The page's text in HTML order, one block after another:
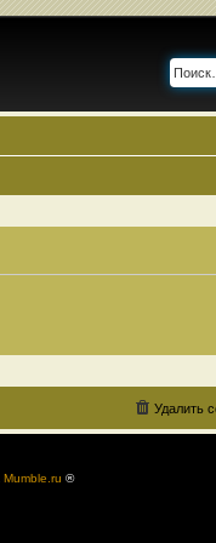
Удалить
Mumble.ru ®